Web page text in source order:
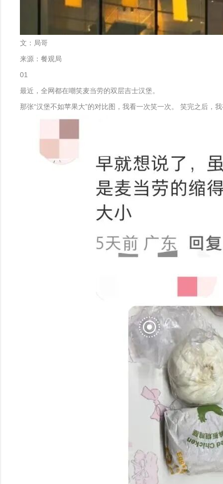
文：局哥
来源：餐观局
01
最近，全网都在嘲笑麦当劳的双层吉士汉堡。
那张“汉堡不如苹果大”的对比图，我看一次笑一次。 笑完之后，